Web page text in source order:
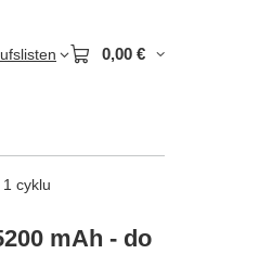
0,00 €
cyklu
mAh - do